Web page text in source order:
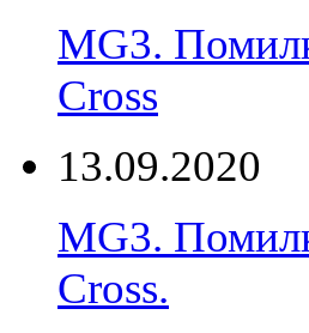
MG3.
Cross
13.09.2020
MG3.
Cross.